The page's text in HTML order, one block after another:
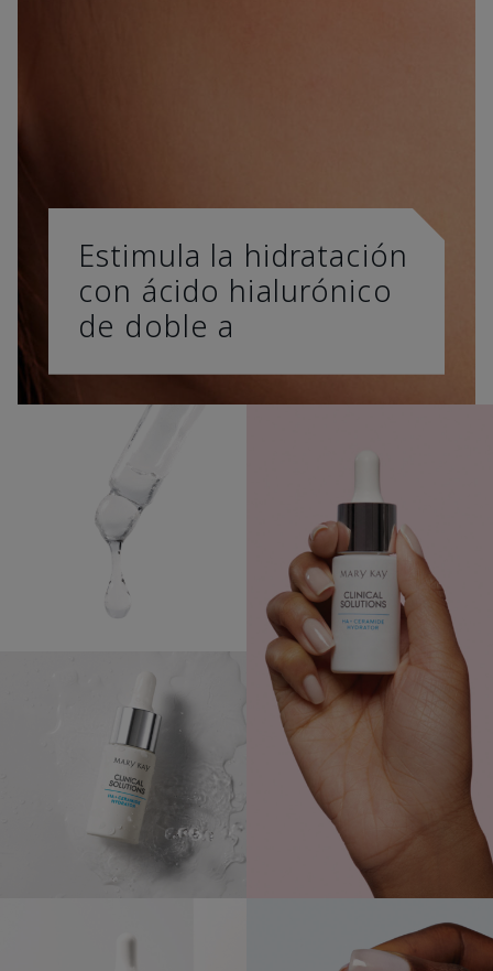
Estimula la hidratación
con ácido hialurónico
de doble a